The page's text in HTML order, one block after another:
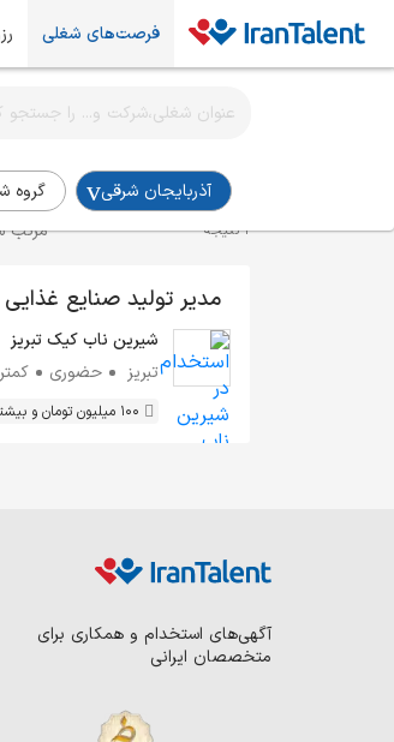
فرصت‌های شغلی
آذربایجان شرقی گروه
اطلاع‌رسانی شغلی را برای این
استخدام مدیر تولید در آذربایجان-
1 نتیجه مرتب
مدیر تولید صنایع غذایی
شیرین ناب کیک تبریز
تبریز
حضوری کمتر از
100 میلیون تومان و بیشتر
آگهی‌های استخدام و همکاری برای
متخصصان ایرانی